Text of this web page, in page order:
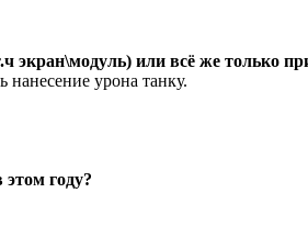
экран\модуль) или всё же только
нанесение урона танку.
году?